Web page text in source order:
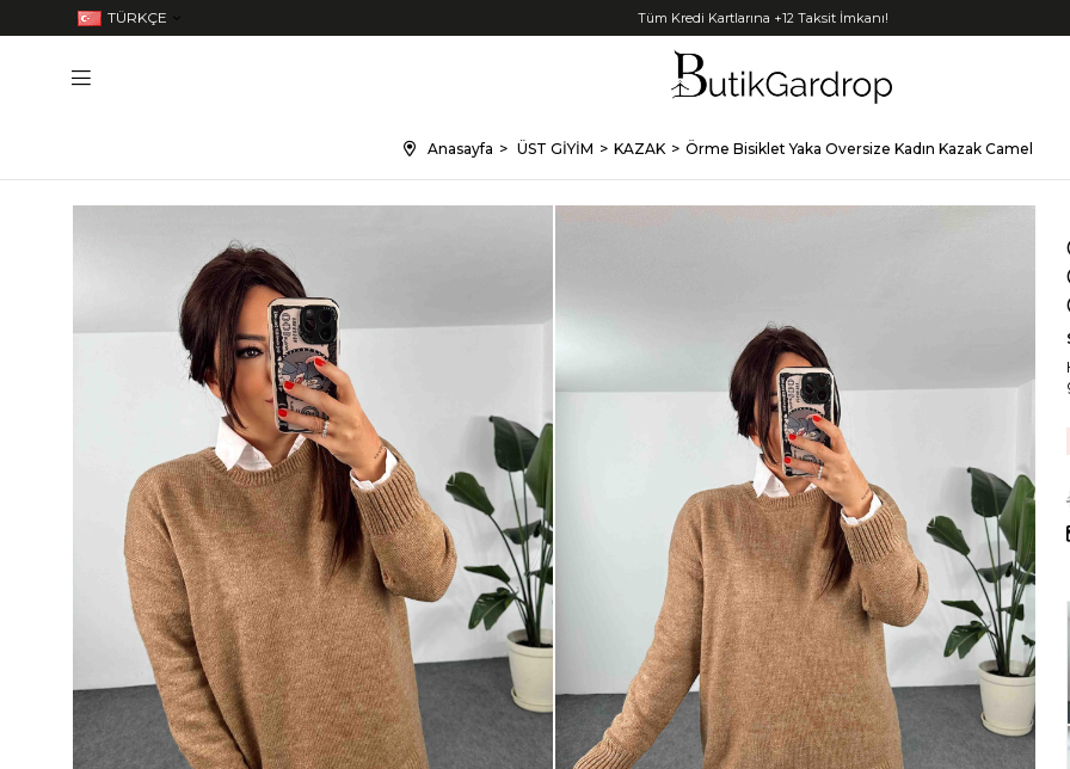
TÜRKÇE Tüm Kredi Kartlarına +12 Taksit İmkanı!
Anasayfa ÜST GİYİM KAZAK Örme Bisiklet Yaka Oversize Kadın Kazak Camel